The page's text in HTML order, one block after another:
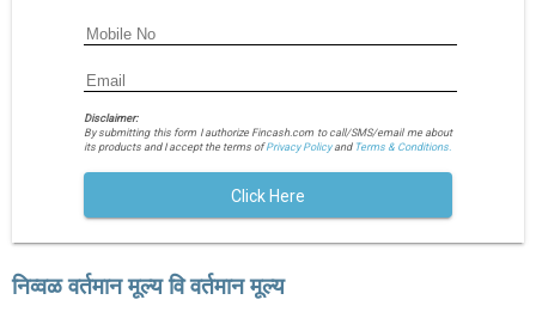
Disclaimer:
By submitting this form I authorize Fincash.com to call/SMS/email me about
its products and I accept the terms ofPrivacy Policyand Terms & Conditions.
Click Here
निव्वळ वर्तमान मूल्य वि वर्तमान मूल्य